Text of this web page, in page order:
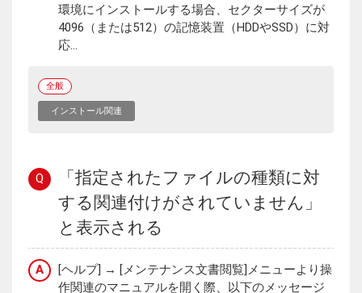
環境にインストールする場合、セクターサイズが
4096（または512）の記憶装置（HDDやSSD）に対
応...
全般
インストール関連
Q
「指定されたファイルの種類に対
する関連付けがされていません」
と表示される
A
[ヘルプ] → [メンテナンス文書閲覧]メニューより操
作関連のマニュアルを開く際、以下のメッセージ